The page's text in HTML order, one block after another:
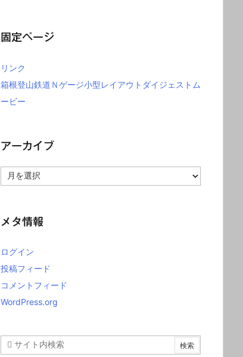
固定ページ
リンク
箱根登山鉄道Ｎゲージ小型レイアウトダイジェストム
ービー
アーカイブ
ー
ブ
メタ情報
ログイン
投稿フィード
コメントフィード
WordPress.org